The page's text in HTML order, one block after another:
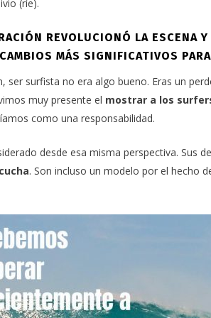
(ríe).
REVOLUCIONÓ LA ESCENA
MÁS SIGNIFICATIVOS
ser surfista no era algo bueno. Eras un
muy presente el mostrar a los
como una responsabilidad.
desde esa misma perspectiva. Sus
. Son incluso un modelo por el hecho